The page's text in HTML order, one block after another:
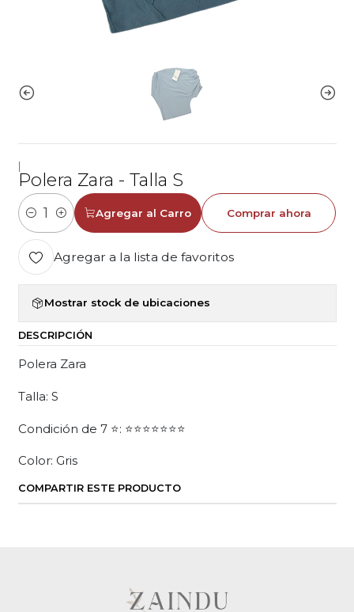
Polera Zara - Talla S
Cantidad
Agregar al Carro Comprar ahora
Agregar a la lista de favoritos
Mostrar stock de ubicaciones
DESCRIPCIÓN
Polera Zara
Talla: S
Condición de 7 ⭐: ⭐⭐⭐⭐⭐⭐⭐
Color: Gris
COMPARTIR ESTE PRODUCTO